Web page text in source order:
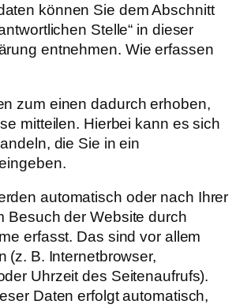
können Sie dem Abschnitt
Stelle“ in dieser
entnehmen. Wie erfassen
zum einen dadurch erhoben,
mitteilen. Hierbei kann es sich
die Sie in ein
automatisch oder nach Ihrer
Besuch der Website durch
erfasst. Das sind vor allem
(z. B. Internetbrowser,
Uhrzeit des Seitenaufrufs).
Daten erfolgt automatisch,